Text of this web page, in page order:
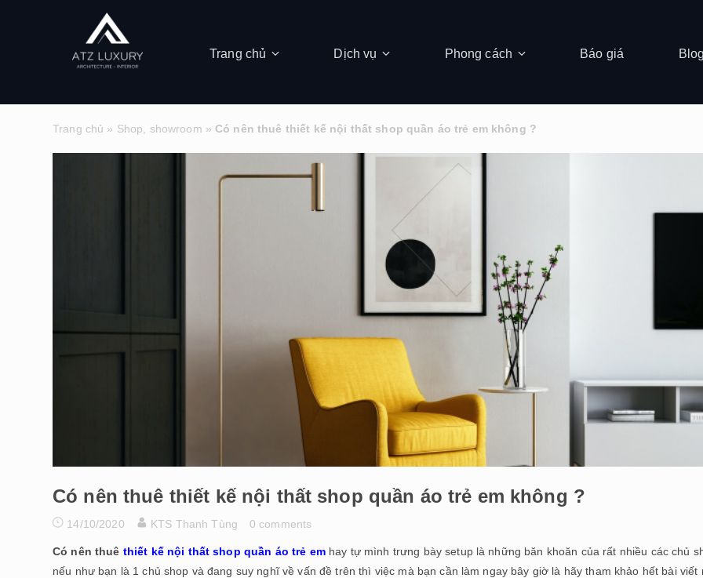
Trang chủ Dịch vụ Phong cách Báo giá Blog
Trang chủ » Shop, showroom » Có nên thuê thiết kế nội thất shop quần áo trẻ em không ?
Có nên thuê thiết kế nội thất shop quần áo trẻ em không ?
14/10/2020 KTS Thanh Tùng 0 comments
Có nên thuê thiết kế nội thất shop quần áo trẻ emhay tự mình trưng bày setup là những băn khoăn của rất nhiều các chủ
nếu như bạn là 1 chủ shop và đang suy nghĩ về vấn đề trên thì việc mà bạn cần làm ngay bây giờ là hãy tham khảo hết bài viết